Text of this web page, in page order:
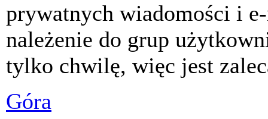
prywatnych wiadomości i
należenie do grup
tylko chwilę, więc jest
Góra